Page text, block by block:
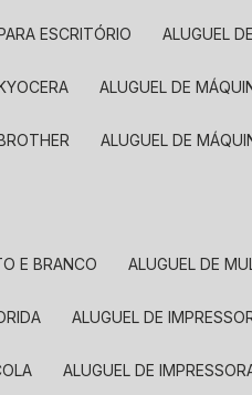
ESCRITÓRIO ALUGUEL
ALUGUEL DE
ALUGUEL DE
E BRANCO ALUGUEL DE
ALUGUEL DE
ALUGUEL DE